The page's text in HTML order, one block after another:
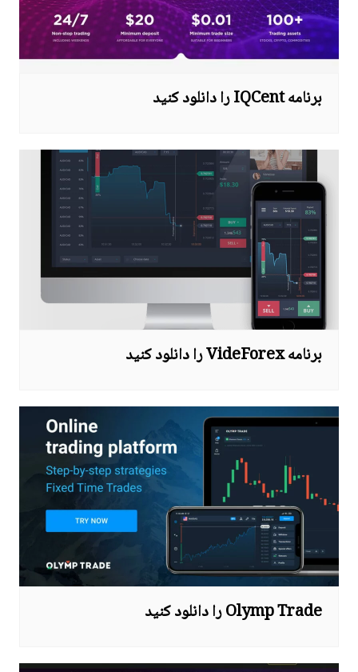
برنامه IQCent را دانلود کنید
برنامه VideForex را دانلود کنید
Olymp Trade را دانلود کنید